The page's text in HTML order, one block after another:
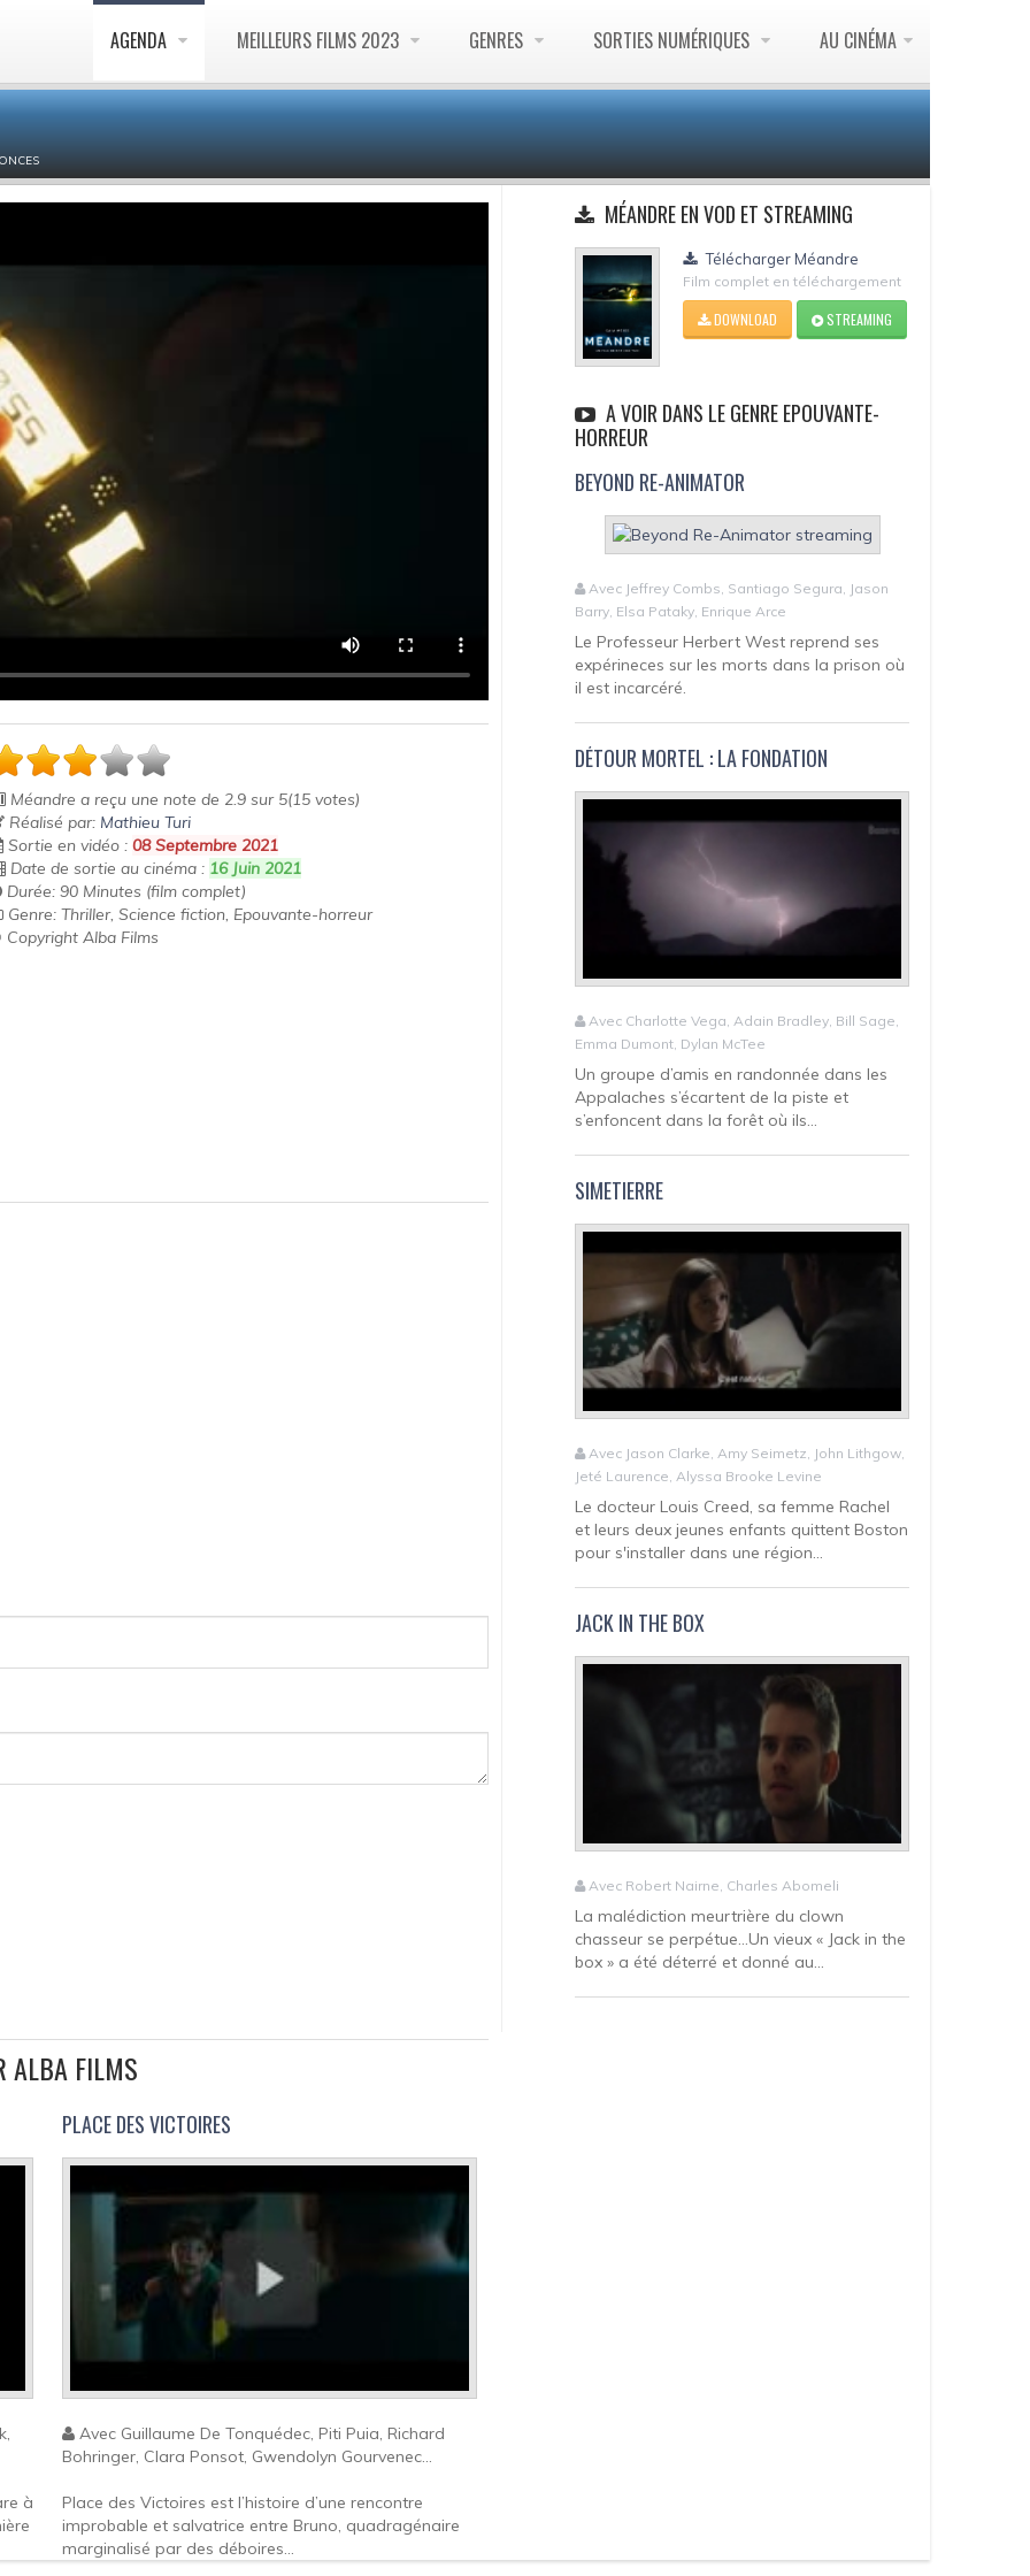
AGENDA MEILLEURS FILMS 2023 GENRES SORTIES NUMÉRIQUES AU CINÉMA
Méandre a reçu une note de 2.9 sur 5(15 votes)
Réalisé par: Mathieu Turi
Sortie en vidéo :08 Septembre 2021
Date de sortie au cinéma : 16 Juin 2021
Durée: 90 Minutes (film complet)
Genre: Thriller, Science fiction, Epouvante-horreur
Alba Films
ALBA FILMS
à
PLACE DES VICTOIRES
Avec Guillaume De Tonquédec, Piti Puia, Richard
Bohringer, Clara Ponsot, Gwendolyn Gourvenec...
Place des Victoires est l’histoire d’une rencontre
improbable et salvatrice entre Bruno, quadragénaire
marginalisé par des déboires...
MÉANDRE EN VOD ET STREAMING
Télécharger Méandre
Film complet en téléchargement
DOWNLOAD STREAMING
A VOIR DANS LE GENRE EPOUVANTE-
HORREUR
BEYOND RE-ANIMATOR
Avec Jeffrey Combs, Santiago Segura, Jason
Barry, Elsa Pataky, Enrique Arce
Le Professeur Herbert West reprend ses
expérineces sur les morts dans la prison où
il est incarcéré.
DÉTOUR MORTEL : LA FONDATION
Avec Charlotte Vega, Adain Bradley, Bill Sage,
Emma Dumont, Dylan McTee
Un groupe d’amis en randonnée dans les
Appalaches s’écartent de la piste et
s’enfoncent dans la forêt où ils...
SIMETIERRE
Avec Jason Clarke, Amy Seimetz, John Lithgow,
Jeté Laurence, Alyssa Brooke Levine
Le docteur Louis Creed, sa femme Rachel
et leurs deux jeunes enfants quittent Boston
pour s'installer dans une région...
JACK IN THE BOX
Avec Robert Nairne, Charles Abomeli
La malédiction meurtrière du clown
chasseur se perpétue…Un vieux « Jack in the
box » a été déterré et donné au...